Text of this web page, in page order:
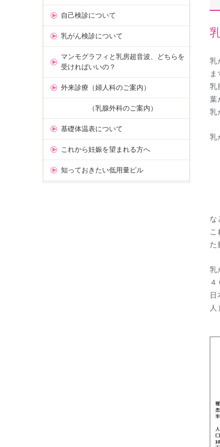
乳
ま
乳
葉
乳
乳
な
こ
た
乳
日
人
自己検診について
乳がん検診について
マンモグラフィと乳房超音波、どちらを
受ければいいの？
外来診療（婦人科のご案内）
（乳腺外科のご案内）
基礎体温表について
これから妊娠を望まれる方へ
知っておきたい低用量ピル